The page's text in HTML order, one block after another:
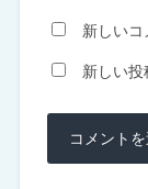
新しい
新しい投